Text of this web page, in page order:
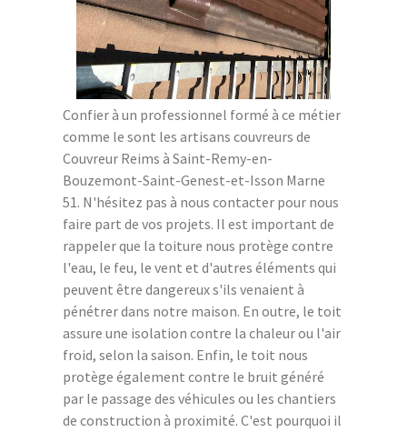
Confier à un professionnel formé à ce métier
comme le sont les artisans couvreurs de
Couvreur Reims à Saint-Remy-en-
Bouzemont-Saint-Genest-et-Isson Marne
51. N'hésitez pas à nous contacter pour nous
faire part de vos projets. Il est important de
rappeler que la toiture nous protège contre
l'eau, le feu, le vent et d'autres éléments qui
peuvent être dangereux s'ils venaient à
pénétrer dans notre maison. En outre, le toit
assure une isolation contre la chaleur ou l'air
froid, selon la saison. Enfin, le toit nous
protège également contre le bruit généré
par le passage des véhicules ou les chantiers
de construction à proximité. C'est pourquoi il